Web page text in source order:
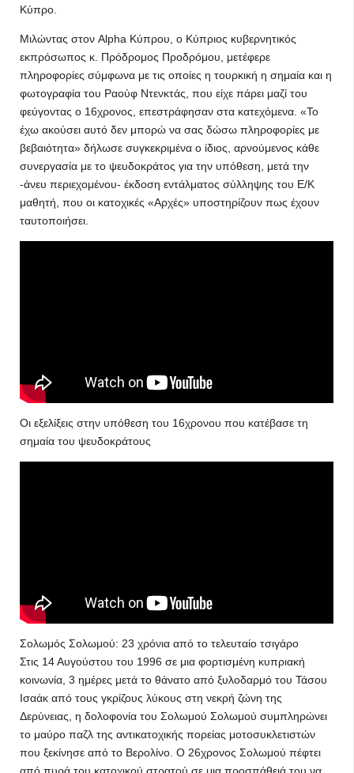
Κύπρο.
Μιλώντας στον Alpha Κύπρου, ο Κύπριος κυβερνητικός
εκπρόσωπος κ. Πρόδρομος Προδρόμου, μετέφερε
πληροφορίες σύμφωνα με τις οποίες η τουρκική η σημαία και η
φωτογραφία του Ραούφ Ντενκτάς, που είχε πάρει μαζί του
φεύγοντας ο 16χρονος, επεστράφησαν στα κατεχόμενα. «Το
έχω ακούσει αυτό δεν μπορώ να σας δώσω πληροφορίες με
βεβαιότητα» δήλωσε συγκεκριμένα ο ίδιος, αρνούμενος κάθε
συνεργασία με το ψευδοκράτος για την υπόθεση, μετά την
-άνευ περιεχομένου- έκδοση εντάλματος σύλληψης του Ε/Κ
μαθητή, που οι κατοχικές «Αρχές» υποστηρίζουν πως έχουν
ταυτοποιήσει.
Οι εξελίξεις στην υπόθεση του 16χρονου που κατέβασε τη
σημαία του ψευδοκράτους
Σολωμός Σολωμού: 23 χρόνια από το τελευταίο τσιγάρο
Στις 14 Αυγούστου του 1996 σε μια φορτισμένη κυπριακή
κοινωνία, 3 ημέρες μετά το θάνατο από ξυλοδαρμό του Τάσου
Ισαάκ από τους γκρίζους λύκους στη νεκρή ζώνη της
Δερύνειας, η δολοφονία του Σολωμού Σολωμού συμπληρώνει
το μαύρο παζλ της αντικατοχικής πορείας μοτοσυκλετιστών
που ξεκίνησε από το Βερολίνο. Ο 26χρονος Σολωμού πέφτει
από πυρά του κατοχικού στρατού σε μια προσπάθειά του να